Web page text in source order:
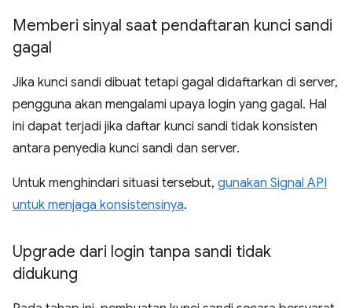
Memberi sinyal saat pendaftaran kunci sandi
gagal
Jika kunci sandi dibuat tetapi gagal didaftarkan di server,
pengguna akan mengalami upaya login yang gagal. Hal
ini dapat terjadi jika daftar kunci sandi tidak konsisten
antara penyedia kunci sandi dan server.
Untuk menghindari situasi tersebut, gunakan Signal API
untuk menjaga konsistensinya.
Upgrade dari login tanpa sandi tidak
didukung